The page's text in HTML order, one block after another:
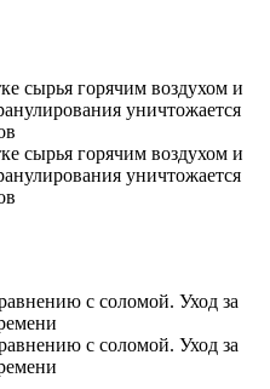
сырья горячим воздухом и
уничтожается
сырья горячим воздухом и
уничтожается
с соломой. Уход за
с соломой. Уход за